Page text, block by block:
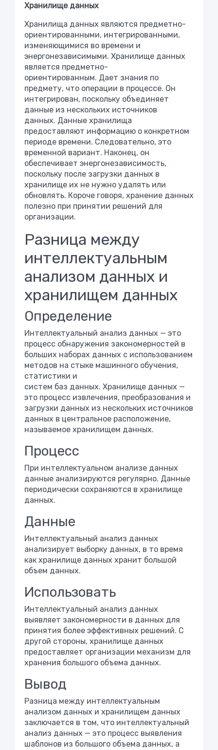
Хранилище данных
Хранилища данных являются предметно-
ориентированными, интегрированными,
изменяющимися во времени и
энергонезависимыми. Хранилище данных
является предметно-
ориентированным. Дает знания по
предмету, что операции в процессе. Он
интегрирован, поскольку объединяет
данные из нескольких источников
данных. Данные хранилища
предоставляют информацию о конкретном
периоде времени. Следовательно, это
временной вариант. Наконец, он
обеспечивает энергонезависимость,
поскольку после загрузки данных в
хранилище их не нужно удалять или
обновлять. Короче говоря, хранение данных
полезно при принятии решений для
организации.
Разница между
интеллектуальным
анализом данных и
хранилищем данных
Определение
Интеллектуальный анализ данных — это
процесс обнаружения закономерностей в
больших наборах данных с использованием
методов на стыке машинного обучения,
статистики и
систем баз данных. Хранилище данных —
это процесс извлечения, преобразования и
загрузки данных из нескольких источников
данных в центральное расположение,
называемое хранилищем данных.
Процесс
При интеллектуальном анализе данных
данные анализируются регулярно. Данные
периодически сохраняются в хранилище
данных.
Данные
Интеллектуальный анализ данных
анализирует выборку данных, в то время
как хранилище данных хранит большой
объем данных.
Использовать
Интеллектуальный анализ данных
выявляет закономерности в данных для
принятия более эффективных решений. С
другой стороны, хранилище данных
предоставляет организации механизм для
хранения большого объема данных.
Вывод
Разница между интеллектуальным
анализом данных и хранилищем данных
заключается в том, что интеллектуальный
анализ данных — это процесс выявления
шаблонов из большого объема данных, а